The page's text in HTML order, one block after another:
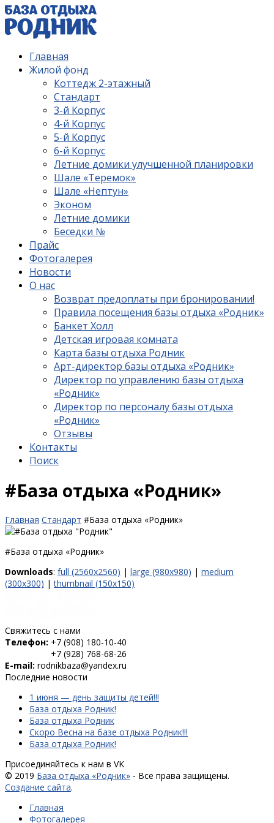
Главная
Жилой фонд
Коттедж 2-этажный
Стандарт
3-й Корпус
4-й Корпус
5-й Корпус
6-й Корпус
Летние домики улучшенной планировки
Шале «Теремок»
Шале «Нептун»
Эконом
Летние домики
Беседки №
Прайс
Фотогалерея
Новости
О нас
Возврат предоплаты при бронировании!
Правила посещения базы отдыха «Родник»
Банкет Холл
Детская игровая комната
Карта базы отдыха Родник
Арт-директор базы отдыха «Родник»
Директор по управлению базы отдыха
«Родник»
Директор по персоналу базы отдыха
«Родник»
Отзывы
Контакты
Поиск
#База отдыха «Родник»
Главная Стандарт #База отдыха «Родник»
#База отдыха «Родник»
Downloads: full (2560x2560) | large (980x980) | medium
(300x300) |thumbnail (150x150)
Свяжитесь с нами
Телефон: +7 (908) 180-10-40
+7 (928) 768-68-26
E-mail: rodnikbaza@yandex.ru
Последние новости
1 июня — день защиты детей!!!
База отдыха Родник!
База отдыха Родник
Скоро Весна на базе отдыха Родник!!!
База отдыха Родник!
Присоединяйтесь к нам в VK
© 2019 База отдыха «Родник» - Все права защищены.
Создание сайта.
Главная
Фотогалерея